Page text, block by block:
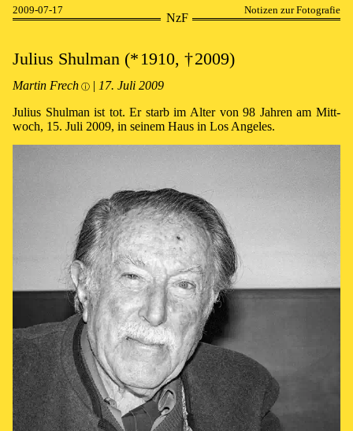
2009-07-17 Notizen zur Fotografie
NzF
Julius Shulman (*⁠ ⁠1910, †⁠ ⁠2009)
Martin Frech ⓘ | 17⁠.⁠ Juli 2009
Julius Shulman ist tot. Er starb im Al­ter von 98 Jah­ren am Mitt­
woch, 15. Juli 2009, in sei­nem Haus in Los An­ge­les.